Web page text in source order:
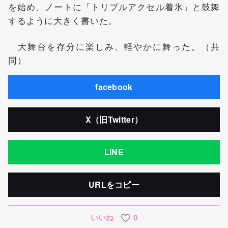
を始め、ノートに「トリプルアクセル着氷」と鼓舞
するように大きく書いた。
大舞台を存分に楽しみ、軽やかに舞った。（共
同）
facebook
X（旧Twitter）
LINE
URLをコピー
いいね 0